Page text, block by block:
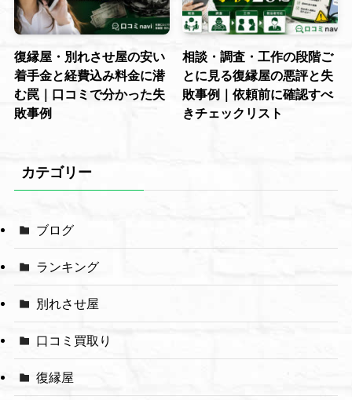
復縁屋・別れさせ屋の安い
着手金と経費込み料金に潜
む罠｜口コミで分かった失
敗事例
相談・調査・工作の段階ご
とに見る復縁屋の悪評と失
敗事例｜依頼前に確認すべ
きチェックリスト
カテゴリー
ブログ
ランキング
別れさせ屋
口コミ買取り
復縁屋